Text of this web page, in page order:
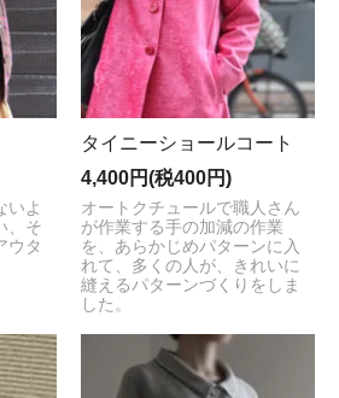
いよ
、そ
ウタ
タイニーショールコート
4,400円(税400円)
オートクチュールで職人さん
が作業する手の加減の作業
を、あらかじめパターンに入
れて、多くの人が、きれいに
縫えるパターンづくりをしま
した。